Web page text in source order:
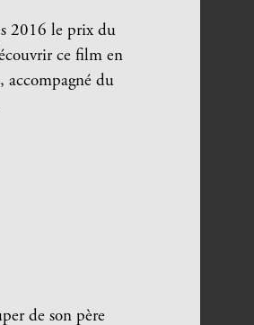
2016 le prix du
ce film en
accompagné du
de son père